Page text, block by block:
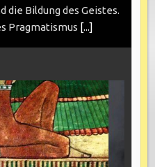
die Bildung des Geistes.
Pragmatismus [...]